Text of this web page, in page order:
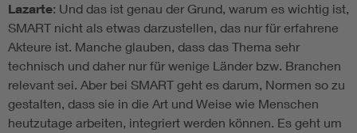
Lazarte: Und das ist genau der Grund, warum es wichtig ist,
SMART nicht als etwas darzustellen, das nur für erfahrene
Akteure ist. Manche glauben, dass das Thema sehr
technisch und daher nur für wenige Länder bzw. Branchen
relevant sei. Aber bei SMART geht es darum, Normen so zu
gestalten, dass sie in die Art und Weise wie Menschen
heutzutage arbeiten, integriert werden können. Es geht um